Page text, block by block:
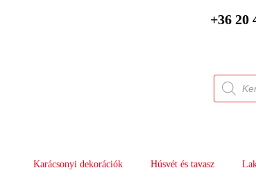
+36 20
Karácsonyi dekorációk Húsvét és tavasz